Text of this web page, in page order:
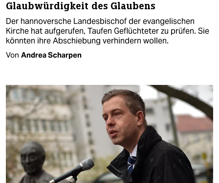
Glaubwürdigkeit des Glaubens
Der hannoversche Landesbischof der evangelischen
Kirche hat aufgerufen, Taufen Geflüchteter zu prüfen. Sie
könnten ihre Abschiebung verhindern wollen.
Von Andrea Scharpen